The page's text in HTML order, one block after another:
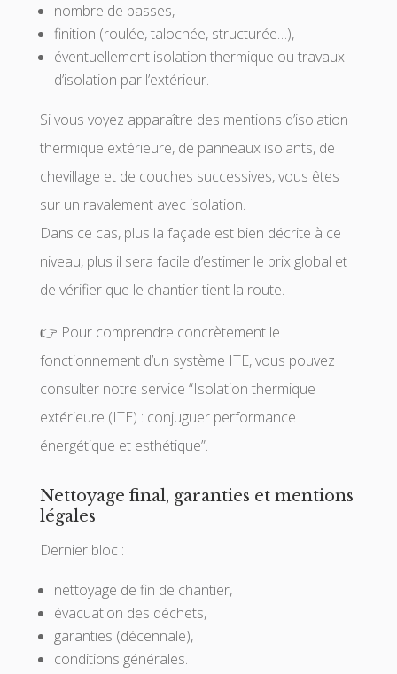
nombre de passes,
finition (roulée, talochée, structurée…),
éventuellement isolation thermique ou travaux
d’isolation par l’extérieur.
Si vous voyez apparaître des mentions d’isolation
thermique extérieure, de panneaux isolants, de
chevillage et de couches successives, vous êtes
sur un ravalement avec isolation.
Dans ce cas, plus la façade est bien décrite à ce
niveau, plus il sera facile d’estimer le prix global et
de vérifier que le chantier tient la route.
👉 Pour comprendre concrètement le
fonctionnement d’un système ITE, vous pouvez
consulter notre service “Isolation thermique
extérieure (ITE) : conjuguer performance
énergétique et esthétique”.
Nettoyage final, garanties et mentions
légales
Dernier bloc :
nettoyage de fin de chantier,
évacuation des déchets,
garanties (décennale),
conditions générales.